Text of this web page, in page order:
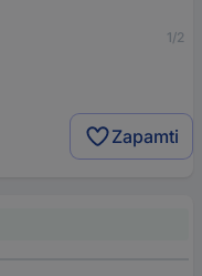
1/2
Zapamti